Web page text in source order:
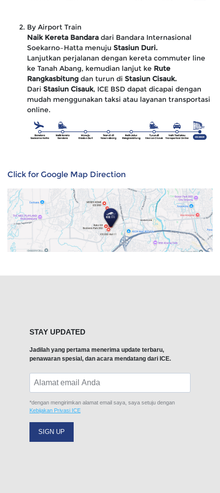
By Airport Train
Naik Kereta Bandara dari Bandara Internasional
Soekarno–Hatta menuju Stasiun Duri.
Lanjutkan perjalanan dengan kereta commuter line
ke Tanah Abang, kemudian lanjut ke Rute
Rangkasbitung dan turun di Stasiun Cisauk.
Dari Stasiun Cisauk, ICE BSD dapat dicapai dengan
mudah menggunakan taksi atau layanan transportasi
online.
Click for Google Map Direction
STAY UPDATED
Jadilah yang pertama menerima update terbaru,
penawaran spesial, dan acara mendatang dari ICE.
*dengan mengirimkan alamat email saya, saya setuju dengan
Kebijakan Privasi ICE
SIGN UP